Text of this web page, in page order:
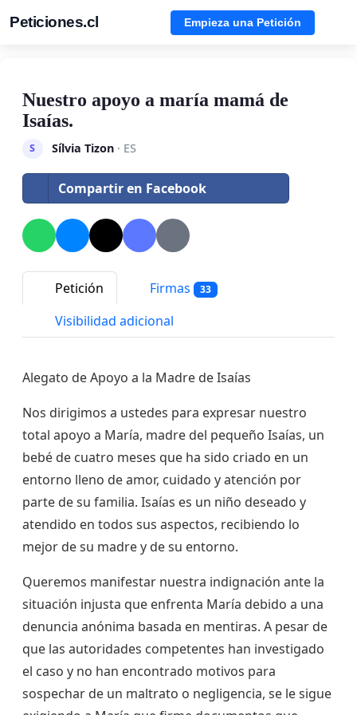
Peticiones.cl Empieza una Petición
Nuestro apoyo a maría mamá de
Isaías.
S Sílvia Tizon· ES
Compartir en Facebook
Petición Firmas 33
Visibilidad adicional
Alegato de Apoyo a la Madre de Isaías
Nos dirigimos a ustedes para expresar nuestro
total apoyo a María, madre del pequeño Isaías, un
bebé de cuatro meses que ha sido criado en un
entorno lleno de amor, cuidado y atención por
parte de su familia. Isaías es un niño deseado y
atendido en todos sus aspectos, recibiendo lo
mejor de su madre y de su entorno.
Queremos manifestar nuestra indignación ante la
situación injusta que enfrenta María debido a una
denuncia anónima basada en mentiras. A pesar de
que las autoridades competentes han investigado
el caso y no han encontrado motivos para
sospechar de un maltrato o negligencia, se le sigue